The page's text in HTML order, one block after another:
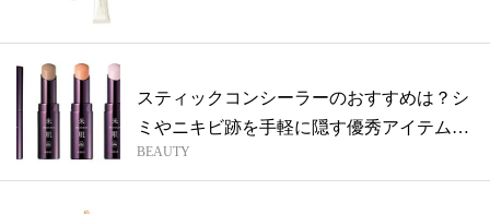
スティックコンシーラーのおすすめは？シ
ミやニキビ跡を手軽に隠す優秀アイテムを
ご紹...
BEAUTY